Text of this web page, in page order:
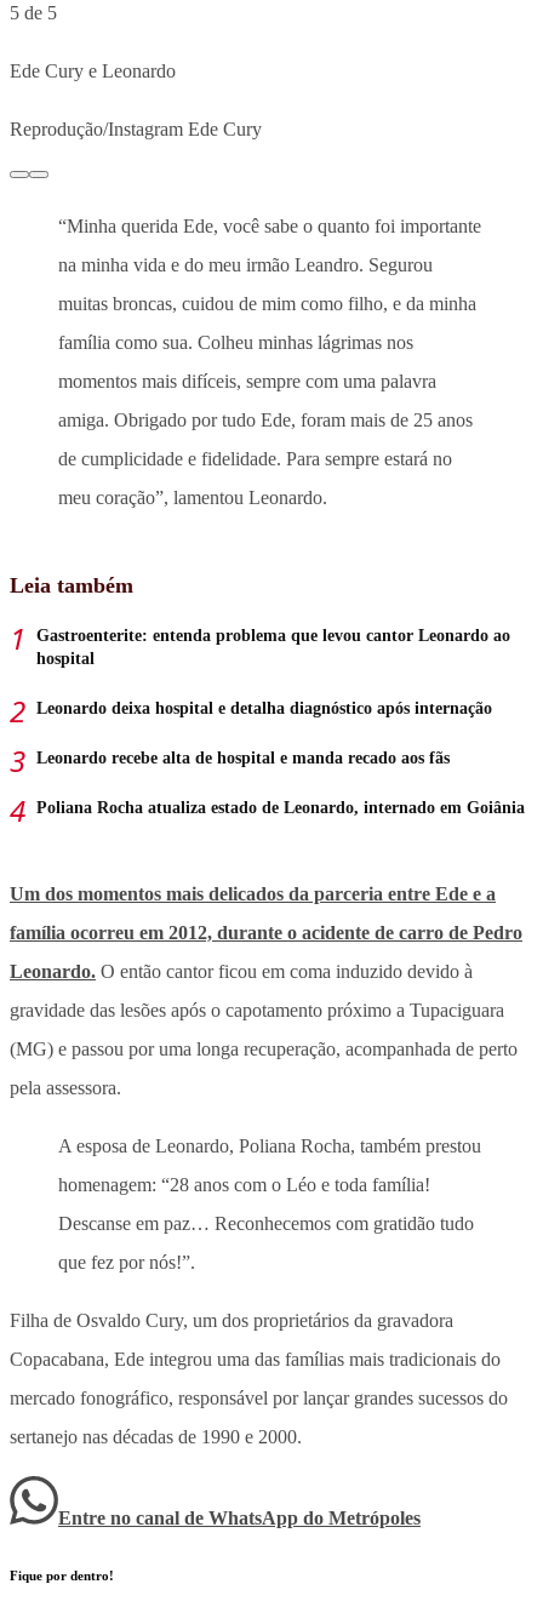
5 de 5
Ede Cury e Leonardo
Reprodução/Instagram Ede Cury
“Minha querida Ede, você sabe o quanto foi importante
na minha vida e do meu irmão Leandro. Segurou
muitas broncas, cuidou de mim como filho, e da minha
família como sua. Colheu minhas lágrimas nos
momentos mais difíceis, sempre com uma palavra
amiga. Obrigado por tudo Ede, foram mais de 25 anos
de cumplicidade e fidelidade. Para sempre estará no
meu coração”, lamentou Leonardo.
Leia também
Gastroenterite: entenda problema que levou cantor Leonardo ao
hospital
Leonardo deixa hospital e detalha diagnóstico após internação
Leonardo recebe alta de hospital e manda recado aos fãs
Poliana Rocha atualiza estado de Leonardo, internado em Goiânia
Um dos momentos mais delicados da parceria entre Ede e a
família ocorreu em 2012, durante o acidente de carro de Pedro
Leonardo. O então cantor ficou em coma induzido devido à
gravidade das lesões após o capotamento próximo a Tupaciguara
(MG) e passou por uma longa recuperação, acompanhada de perto
pela assessora.
A esposa de Leonardo, Poliana Rocha, também prestou
homenagem: “28 anos com o Léo e toda família!
Descanse em paz… Reconhecemos com gratidão tudo
que fez por nós!”.
Filha de Osvaldo Cury, um dos proprietários da gravadora
Copacabana, Ede integrou uma das famílias mais tradicionais do
mercado fonográfico, responsável por lançar grandes sucessos do
sertanejo nas décadas de 1990 e 2000.
Entre no canal de WhatsApp do Metrópoles
Fique por dentro!